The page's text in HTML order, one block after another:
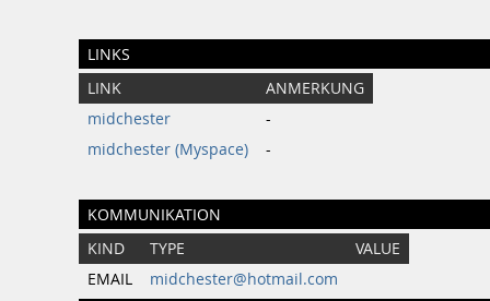
LINKS
LINK
ANMERKUNG
midchester
-
midchester (Myspace)
-
KOMMUNIKATION
KIND TYPE
VALUE
EMAIL
midchester@hotmail.com